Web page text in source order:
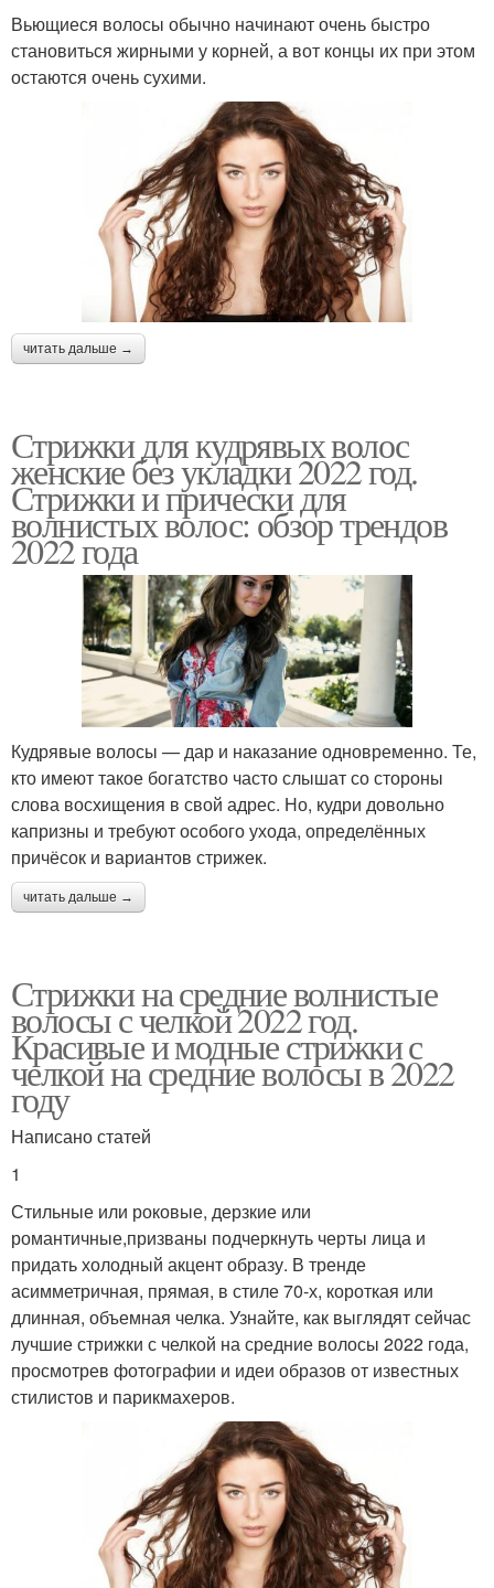
Вьющиеся волосы обычно начинают очень быстро
становиться жирными у корней, а вот концы их при этом
остаются очень сухими.
читать дальше →
Стрижки для кудрявых волос
женские без укладки 2022 год.
Стрижки и прически для
волнистых волос: обзор трендов
2022 года
Кудрявые волосы — дар и наказание одновременно. Те,
кто имеют такое богатство часто слышат со стороны
слова восхищения в свой адрес. Но, кудри довольно
капризны и требуют особого ухода, определённых
причёсок и вариантов стрижек.
читать дальше →
Стрижки на средние волнистые
волосы с челкой 2022 год.
Красивые и модные стрижки с
челкой на средние волосы в 2022
году
Написано статей
1
Стильные или роковые, дерзкие или
романтичные,призваны подчеркнуть черты лица и
придать холодный акцент образу. В тренде
асимметричная, прямая, в стиле 70-х, короткая или
длинная, объемная челка. Узнайте, как выглядят сейчас
лучшие стрижки с челкой на средние волосы 2022 года,
просмотрев фотографии и идеи образов от известных
стилистов и парикмахеров.